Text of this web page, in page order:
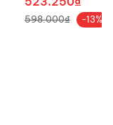
sẽ có những
triển của quốc
598.000₫ -13%